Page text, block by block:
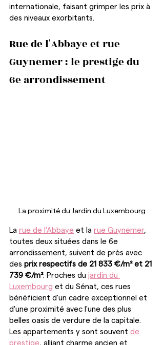
internationale, faisant grimper les prix à
des niveaux exorbitants.
Rue de l'Abbaye et rue
Guynemer : le prestige du
6e arrondissement
La proximité du Jardin du Luxembourg
La rue de l'Abbaye et la rue Guynemer,
toutes deux situées dans le 6e
arrondissement, suivent de près avec
des prix respectifs de 21 833 €/m² et 21
739 €/m². Proches du jardin du
Luxembourg et du Sénat, ces rues
bénéficient d'un cadre exceptionnel et
d'une proximité avec l'une des plus
belles oasis de verdure de la capitale.
Les appartements y sont souvent de
prestige, alliant charme ancien et